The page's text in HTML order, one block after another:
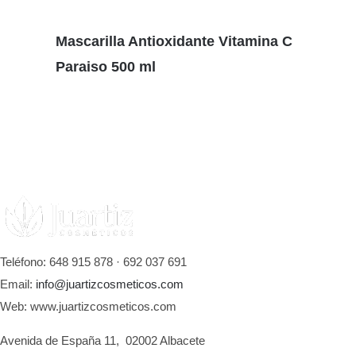
Mascarilla Antioxidante Vitamina C
Paraiso 500 ml
Teléfono: 648 915 878 · 692 037 691
Email: info@juartizcosmeticos.com
Web: www.juartizcosmeticos.com
Avenida de España 11, 02002 Albacete